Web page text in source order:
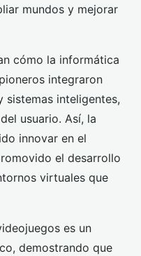
mundos y mejorar
cómo la informática
integraron
sistemas inteligentes,
usuario. Así, la
innovar en el
el desarrollo
virtuales que
es un
demostrando que